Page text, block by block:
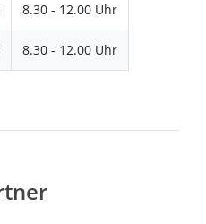
8.30 - 12.00 Uhr
8.30 - 12.00 Uhr